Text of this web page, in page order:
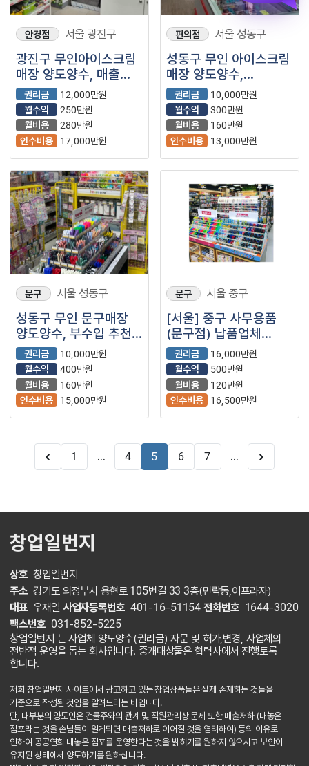
안경점 서울 광진구
광진구 무인아이스크림
매장 양도양수, 매출
꾸준한 매장 입니다~
권리금
12,000만원
월수익
250만원
월비용
280만원
인수비용
17,000만원
편의점 서울 성동구
성동구 무인 아이스크림
매장 양도양수,
무인매장이라 부업으로
좋아요~!!
권리금
10,000만원
월수익
300만원
월비용
160만원
인수비용
13,000만원
문구 서울 성동구
성동구 무인 문구매장
양도양수, 부수입 추천
매물!!
권리금
10,000만원
월수익
400만원
월비용
160만원
인수비용
15,000만원
문구 서울 중구
[서울] 중구 사무용품
(문구점) 납품업체
(거래처 다량 보유)
권리금
16,000만원
월수익
500만원
월비용
120만원
인수비용
16,500만원
1 ... 4 5 6 7 ...
창업일번지
상호 창업일번지
주소 경기도 의정부시 용현로 105번길 33 3층(민락동,이프라자)
대표 우재열 사업자등록번호 401-16-51154 전화번호 1644-3020
팩스번호 031-852-5225
창업일번지 는 사업체 양도양수(권리금) 자문 및 허가,변경, 사업체의
전반적 운영을 돕는 회사입니다. 중개대상물은 협력사에서 진행토록
합니다.
저희 창업일번지 사이트에서 광고하고 있는 창업상품들은 실제 존재하는 것들을
기준으로 작성된 것임을 알려드리는 바입니다.
단, 대부분의 양도인은 건물주와의 관계 및 직원관리상 문제 또한 매출저하 (내놓은
점포라는 것을 손님들이 알게되면 매출저하로 이어질 것을 염려하여) 등의 이유로
인하여 공공연희 내놓은 점포를 운영한다는 것을 밝히기를 원하지 않으시고 보안이
유지된 상태에서 양도하기를 원하십니다.